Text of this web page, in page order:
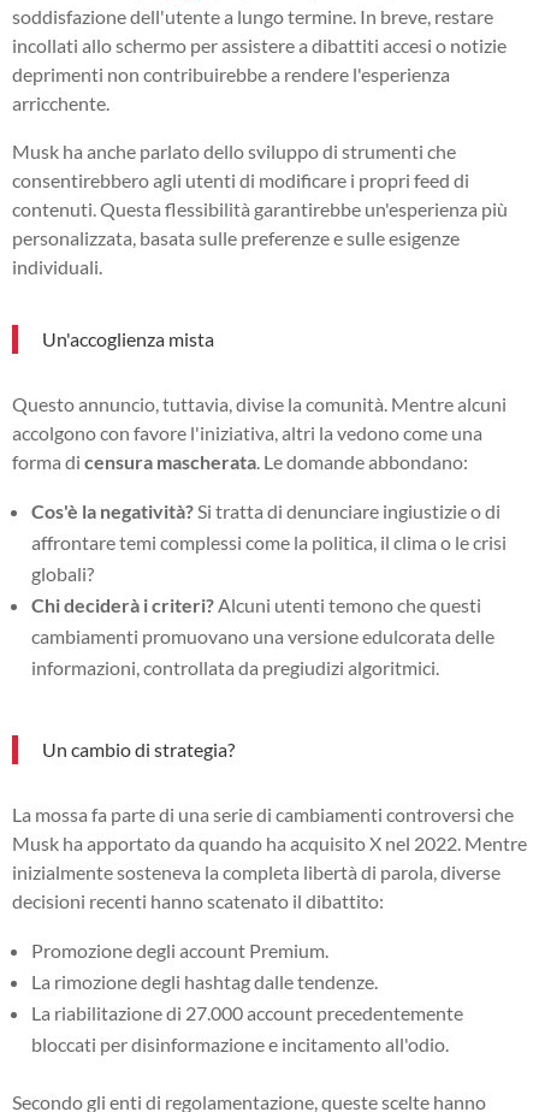
soddisfazione dell'utente a lungo termine. In breve, restare
incollati allo schermo per assistere a dibattiti accesi o notizie
deprimenti non contribuirebbe a rendere l'esperienza
arricchente.
Musk ha anche parlato dello sviluppo di strumenti che
consentirebbero agli utenti di modificare i propri feed di
contenuti. Questa flessibilità garantirebbe un'esperienza più
personalizzata, basata sulle preferenze e sulle esigenze
individuali.
Un'accoglienza mista
Questo annuncio, tuttavia, divise la comunità. Mentre alcuni
accolgono con favore l'iniziativa, altri la vedono come una
forma di censura mascherata . Le domande abbondano:
Cos'è la negatività? Si tratta di denunciare ingiustizie o di
affrontare temi complessi come la politica, il clima o le crisi
globali?
Chi deciderà i criteri? Alcuni utenti temono che questi
cambiamenti promuovano una versione edulcorata delle
informazioni, controllata da pregiudizi algoritmici.
Un cambio di strategia?
La mossa fa parte di una serie di cambiamenti controversi che
Musk ha apportato da quando ha acquisito X nel 2022. Mentre
inizialmente sosteneva la completa libertà di parola, diverse
decisioni recenti hanno scatenato il dibattito:
Promozione degli account Premium.
La rimozione degli hashtag dalle tendenze.
La riabilitazione di 27.000 account precedentemente
bloccati per disinformazione e incitamento all'odio.
Secondo gli enti di regolamentazione, queste scelte hanno